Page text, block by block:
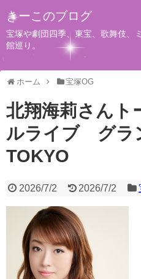
きーこのブログ
宝塚や劇団四季、東宝、歌舞伎、
館巡り。
ホーム 宝塚OG
北翔海莉さんト
ルライブ グラ
TOKYO
2026/7/2 2026/7/2